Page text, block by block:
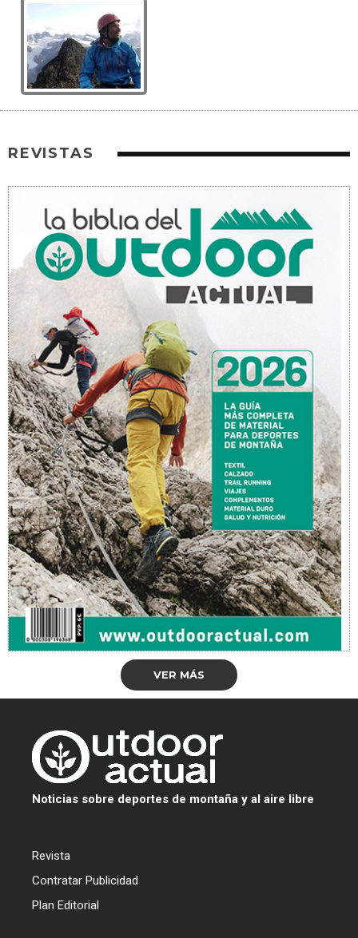
REVISTAS
VER MÁS
Noticias sobre deportes de montaña y al aire libre
Revista
Contratar Publicidad
Plan Editorial